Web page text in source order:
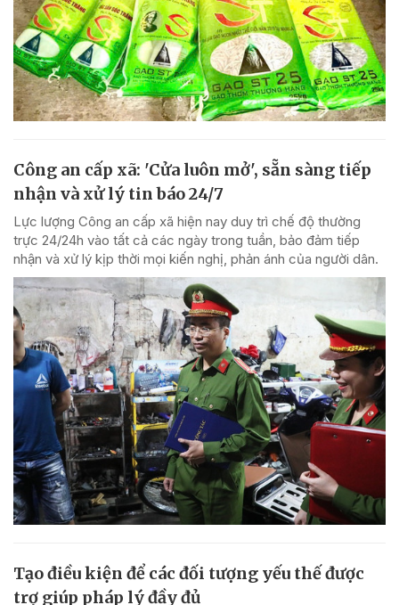
Công an cấp xã: 'Cửa luôn mở', sẵn sàng tiếp
nhận và xử lý tin báo 24/7
Lực lượng Công an cấp xã hiện nay duy trì chế độ thường
trực 24/24h vào tất cả các ngày trong tuần, bảo đảm tiếp
nhận và xử lý kịp thời mọi kiến nghị, phản ánh của người dân.
Tạo điều kiện để các đối tượng yếu thế được
trợ giúp pháp lý đầy đủ